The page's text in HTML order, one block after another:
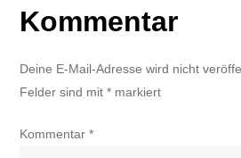
Kommentar
Deine E-Mail-Adresse wird nicht
Felder sind mit* markiert
Kommentar*